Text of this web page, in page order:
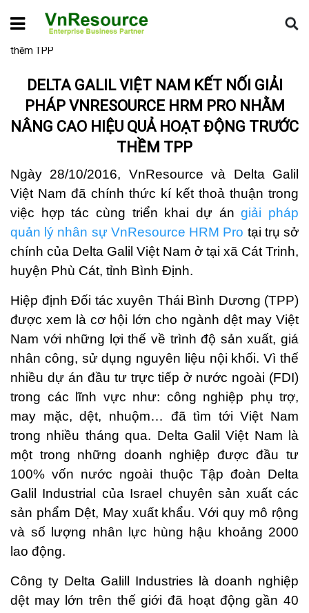
Home Tin dự án
Delta Galil Việt Nam kết nối giải pháp
VnResource HRM Pro nhằm nâng cao hiệu quả hoạt động trước
thềm TPP
DELTA GALIL VIỆT NAM KẾT NỐI GIẢI
PHÁP VNRESOURCE HRM PRO NHẰM
NÂNG CAO HIỆU QUẢ HOẠT ĐỘNG TRƯỚC
THỀM TPP
Ngày 28/10/2016, VnResource và Delta Galil
Việt Nam đã chính thức kí kết thoả thuận trong
việc hợp tác cùng triển khai dự ángiải pháp
quản lý nhân sự VnResource HRM Pro tại trụ sở
chính của Delta Galil Việt Nam ở tại xã Cát Trinh,
huyện Phù Cát, tỉnh Bình Định.
Hiệp định Đối tác xuyên Thái Bình Dương (TPP)
được xem là cơ hội lớn cho ngành dệt may Việt
Nam với những lợi thế về trình độ sản xuất, giá
nhân công, sử dụng nguyên liệu nội khối. Vì thế
nhiều dự án đầu tư trực tiếp ở nước ngoài (FDI)
trong các lĩnh vực như: công nghiệp phụ trợ,
may mặc, dệt, nhuộm… đã tìm tới Việt Nam
trong nhiều tháng qua. Delta Galil Việt Nam là
một trong những doanh nghiệp được đầu tư
100% vốn nước ngoài thuộc Tập đoàn Delta
Galil Industrial của Israel chuyên sản xuất các
sản phẩm Dệt, May xuất khẩu. Với quy mô rộng
và số lượng nhân lực hùng hậu khoảng 2000
lao động.
Công ty Delta Galill Industries là doanh nghiệp
dệt may lớn trên thế giới đã hoạt động gần 40